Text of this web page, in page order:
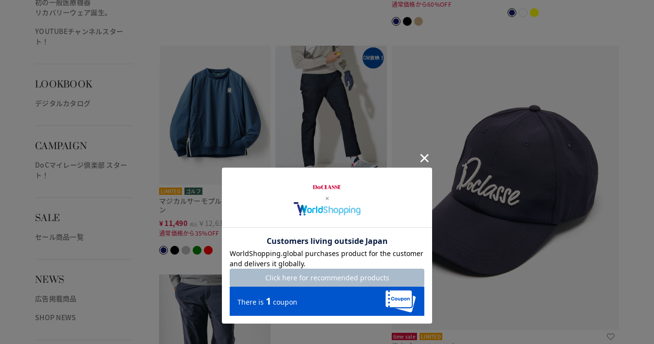
初の一般医療機器
リカバリーウェア誕生。
YOUTUBEチャンネルスター
ト！
LOOKBOOK
デジタルカタログ
CAMPAIGN
DoCマイレージ倶楽部 スター
ト！
SALE
セール商品一覧
NEWS
広告掲載商品
SHOP NEWS
通常価格から60%OFF
LIMITED ゴルフ
マジカルサーモプルオーバーブルゾ
ン
¥ 11,490 税込 ￥12,639
通常価格から35%OFF
LIMITED
汚れにくいコットンゴルフパンツ
3,990 税込 ￥4,389
time sale LIMITED